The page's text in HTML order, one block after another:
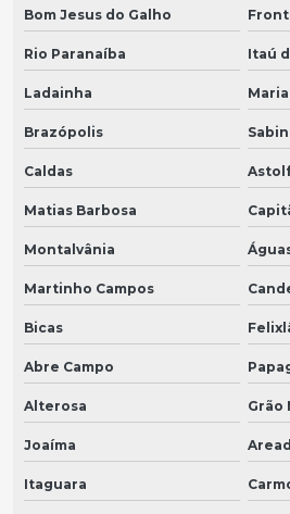
Bom Jesus do Galho
Rio Paranaíba Itaú
Ladainha
Brazópolis
Caldas
Matias Barbosa
Montalvânia
Martinho Campos
Bicas
Abre Campo
Alterosa Grão
Joaíma
Itaguara